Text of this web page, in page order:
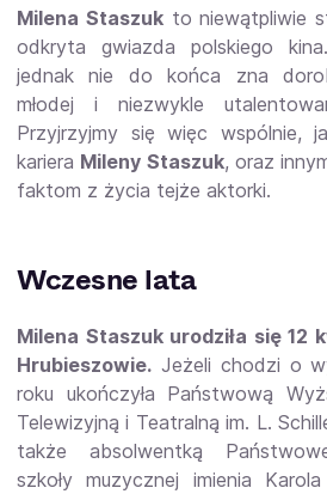
Milena Staszukto niewątpliwie
odkryta gwiazda polskiego
jednak nie do końca zna
młodej i niezwykle
Przyjrzyjmy się więc wspólnie,
kariera Mileny Staszuk, oraz
faktom z życia tejże aktorki.
Wczesne lata
Milena Staszuk urodziła się 12
Hrubieszowie. Jeżeli chodzi o
roku ukończyła Państwową
Telewizyjną i Teatralną im. L.
także absolwentką
szkoły muzycznej imienia